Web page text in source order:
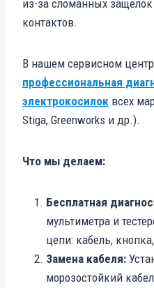
из-за сломанных
контактов.
В нашем сервисном
профессиональная
электрокосилок всех
Stiga, Greenworks и др.).
Что мы делаем:
Бесплатная
мультиметра и
цепи: кабель,
Замена кабеля:
морозостойкий